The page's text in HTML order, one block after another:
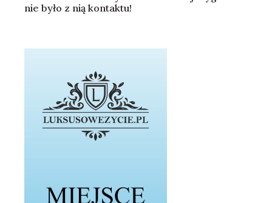
nie było z nią kontaktu!